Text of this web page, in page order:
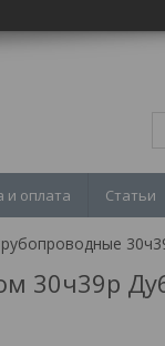
и оплата Статьи
30ч39р